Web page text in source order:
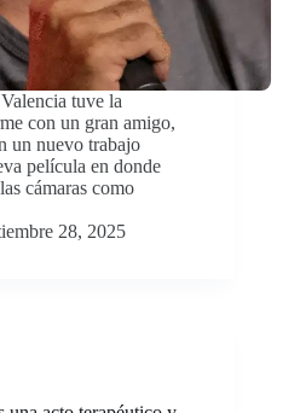
tuve la
con un gran amigo,
un nuevo trabajo
película en donde
cámaras como
28, 2025